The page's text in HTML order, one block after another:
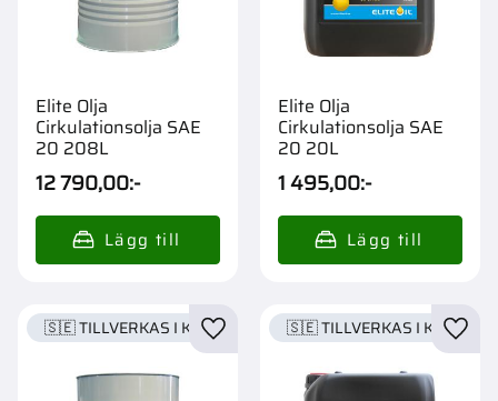
Elite Olja
Cirkulationsolja SAE
20 208L
12 790,00:-
Elite Olja
Cirkulationsolja SAE
20 20L
1 495,00:-
🇸🇪 TILLVERKAS I KARLSTADLägg till i favoriter
🇸🇪 TILLVERKAS I